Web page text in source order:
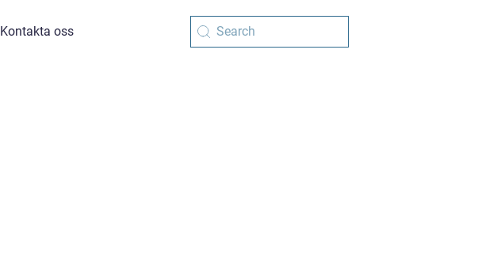
Kontakta oss